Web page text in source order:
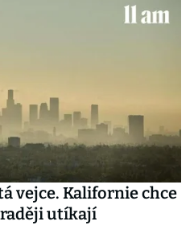
vejce. Kalifornie chce
utíkají